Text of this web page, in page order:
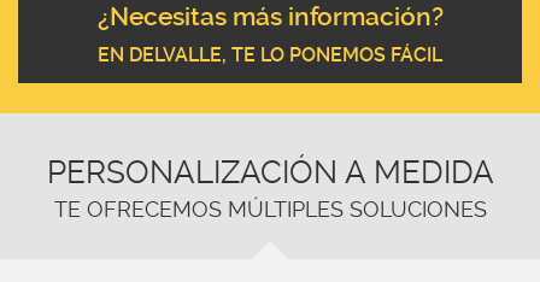
¿Necesitas más información?
EN DELVALLE, TE LO PONEMOS FÁCIL
PERSONALIZACIÓN A MEDIDA
TE OFRECEMOS MÚLTIPLES SOLUCIONES